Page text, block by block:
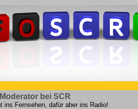
bei SCR
ins Fernsehen, dafür aber ins Radio!